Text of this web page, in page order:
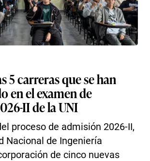
5 carreras que se han
en el examen de
II de la UNI
proceso de admisión 2026-II,
Nacional de Ingeniería
de cinco nuevas